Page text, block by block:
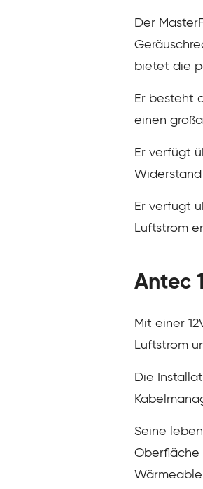
Der
bietet die
Er besteht
einen
Er verfügt
Er verfügt
Luftstrom
Antec
Mit einer
Luftstrom
Die
Seine
Oberfläche